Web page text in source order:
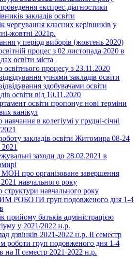
експрес-діагностики
закладів освіти
чергування класних керівників у
жовтні 2021р.
у період виборів (жовтень 2020)
процес з 02 листопада 2020 в
освіти міста
процесу з 23.11.2020
учнями закладів освіти
здобувачами освіти
освіти від 10.11.2020
освіти пропонує нові терміни
канікул
в колегіумі у грудні-січні
закладів освіти Житомира 08-24
2021
заходи до 28.02.2021 в
про організоване завершення
навчального року
навчального року
РОБОТИ груп подовженого дня 1-4
прийому батьків адміністрацією
у 2021/2022 н.р.
дзвінків 2021-2022 н.р. ІІ семестр
роботи груп подовженого дня 1-4
на ІІ семестр 2021-2022 н.р.